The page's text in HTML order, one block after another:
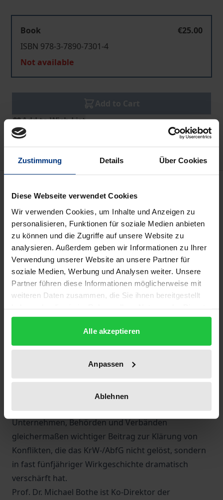
Zustimmung Details Über Cookies
Diese Webseite verwendet Cookies
Wir verwenden Cookies, um Inhalte und Anzeigen zu
personalisieren, Funktionen für soziale Medien anbieten
zu können und die Zugriffe auf unsere Website zu
analysieren. Außerdem geben wir Informationen zu Ihrer
Verwendung unserer Website an unsere Partner für
soziale Medien, Werbung und Analysen weiter. Unsere
Partner führen diese Informationen möglicherweise mit
weiteren Daten zusammen, die Sie ihnen bereitgestellt
gesammelt haben.
Alle akzeptieren
Anpassen
Ablehnen
Book
€25.00
ISBN 978-3-7890-7301-4
Not available
Add to Wish List
Delivery cost notice
Die Qualifikation eines Entsorgungsvorgangs als
»Verwertung« hat nach dem Kreislaufwirtschafts-
und Abfallgesetz (KrW-/AbfG) bedeutsame Folgen
für die Steuerung von Abfallströmen. Dabei
zeichnen internationales und insbesondere EG-
Recht die Schlüsselfunktion des Begriffs
»Verwertung« vor. Das Werk beleuchtet diesen oft
Verwertung und Beseitigung in den Mitgliedstaaten
nicht zuläßt. Konsequenz ist die Absage an
Versuche, das Hauptzweckkriterium des KrW-/AbfG
als Stellschraube für die Auslastung öffentlicher
Entsorgungsinfrastruktur zu benutzen. Dies ist ein
für Wissenschaft und abfallrechtliche Praxis in
Unternehmen, Behörden und Verbänden
gleichermaßen wichtiger Beitrag zur Klärung von
Konflikten, die das KrW-/AbfG nicht gelöst, sondern
in fast fünfjähriger Wirkgeschichte dramatisch
verschärft hat.
Prof. Dr. Michael Bothe ist Ko-Direktor der